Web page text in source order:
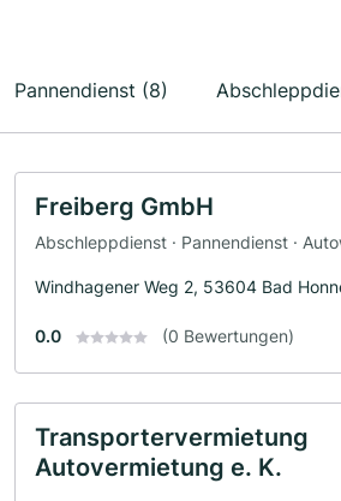
Pannendienst (8)
Freiberg GmbH
Abschleppdienst · Pannendienst ·
Windhagener Weg 2, 53604 Bad
0.0 (0 Bewertungen)
Transportervermietung
Autovermietung e. K.